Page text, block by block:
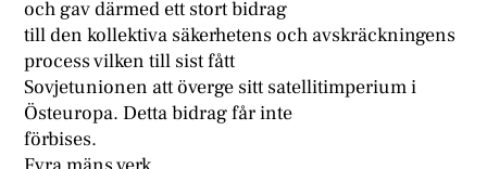
och gav därmed ett stort bidrag
till den kollektiva säkerhetens och avskräckningens
process vilken till sist fått
Sovjetunionen att överge sitt satellitimperium i
Östeuropa. Detta bidrag får inte
förbises.